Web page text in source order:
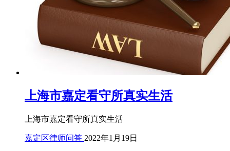
上海市嘉定看守所真实生活
上海市嘉定看守所真实生活
嘉定区律师问答 2022年1月19日